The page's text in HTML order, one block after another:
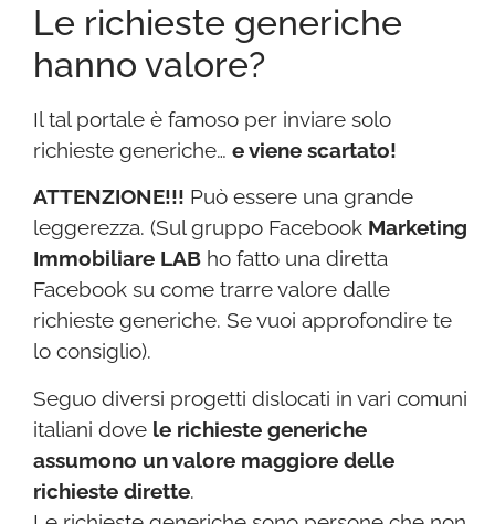
Le richieste generiche
hanno valore?
Il tal portale è famoso per inviare solo
richieste generiche…e viene scartato!
ATTENZIONE!!! Può essere una grande
leggerezza. (Sul gruppo Facebook Marketing
Immobiliare LAB ho fatto una diretta
Facebook su come trarre valore dalle
richieste generiche. Se vuoi approfondire te
lo consiglio).
Seguo diversi progetti dislocati in vari comuni
italiani dove le richieste generiche
assumono un valore maggiore delle
richieste dirette.